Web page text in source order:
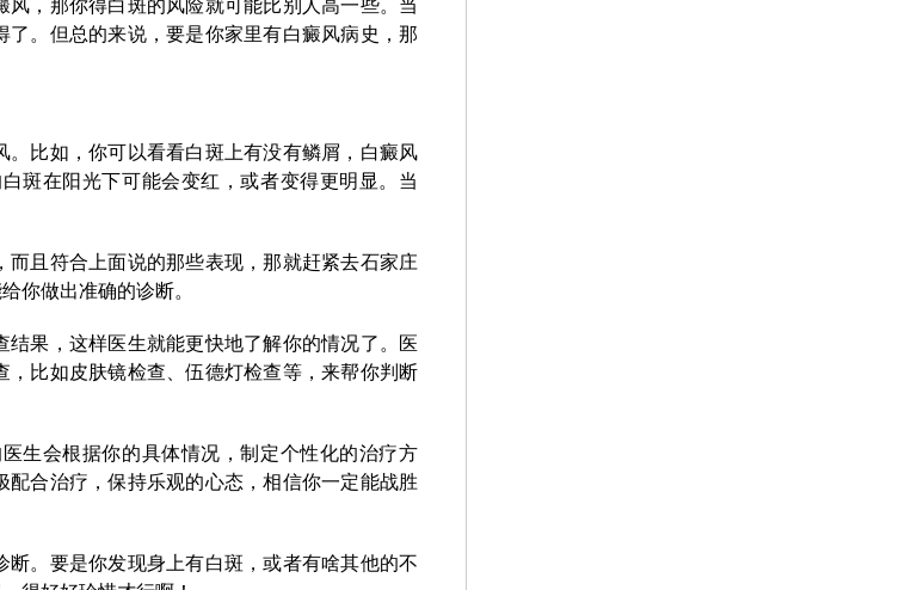
，那你得白斑的风险就可能比别人高一些。当
。但总的来说，要是你家里有白癜风病史，那
比如，你可以看看白斑上有没有鳞屑，白癜风
斑在阳光下可能会变红，或者变得更明显。当
且符合上面说的那些表现，那就赶紧去石家庄
你做出准确的诊断。
果，这样医生就能更快地了解你的情况了。医
比如皮肤镜检查、伍德灯检查等，来帮你判断
生会根据你的具体情况，制定个性化的治疗方
合治疗，保持乐观的心态，相信你一定能战胜
。要是你发现身上有白斑，或者有啥其他的不